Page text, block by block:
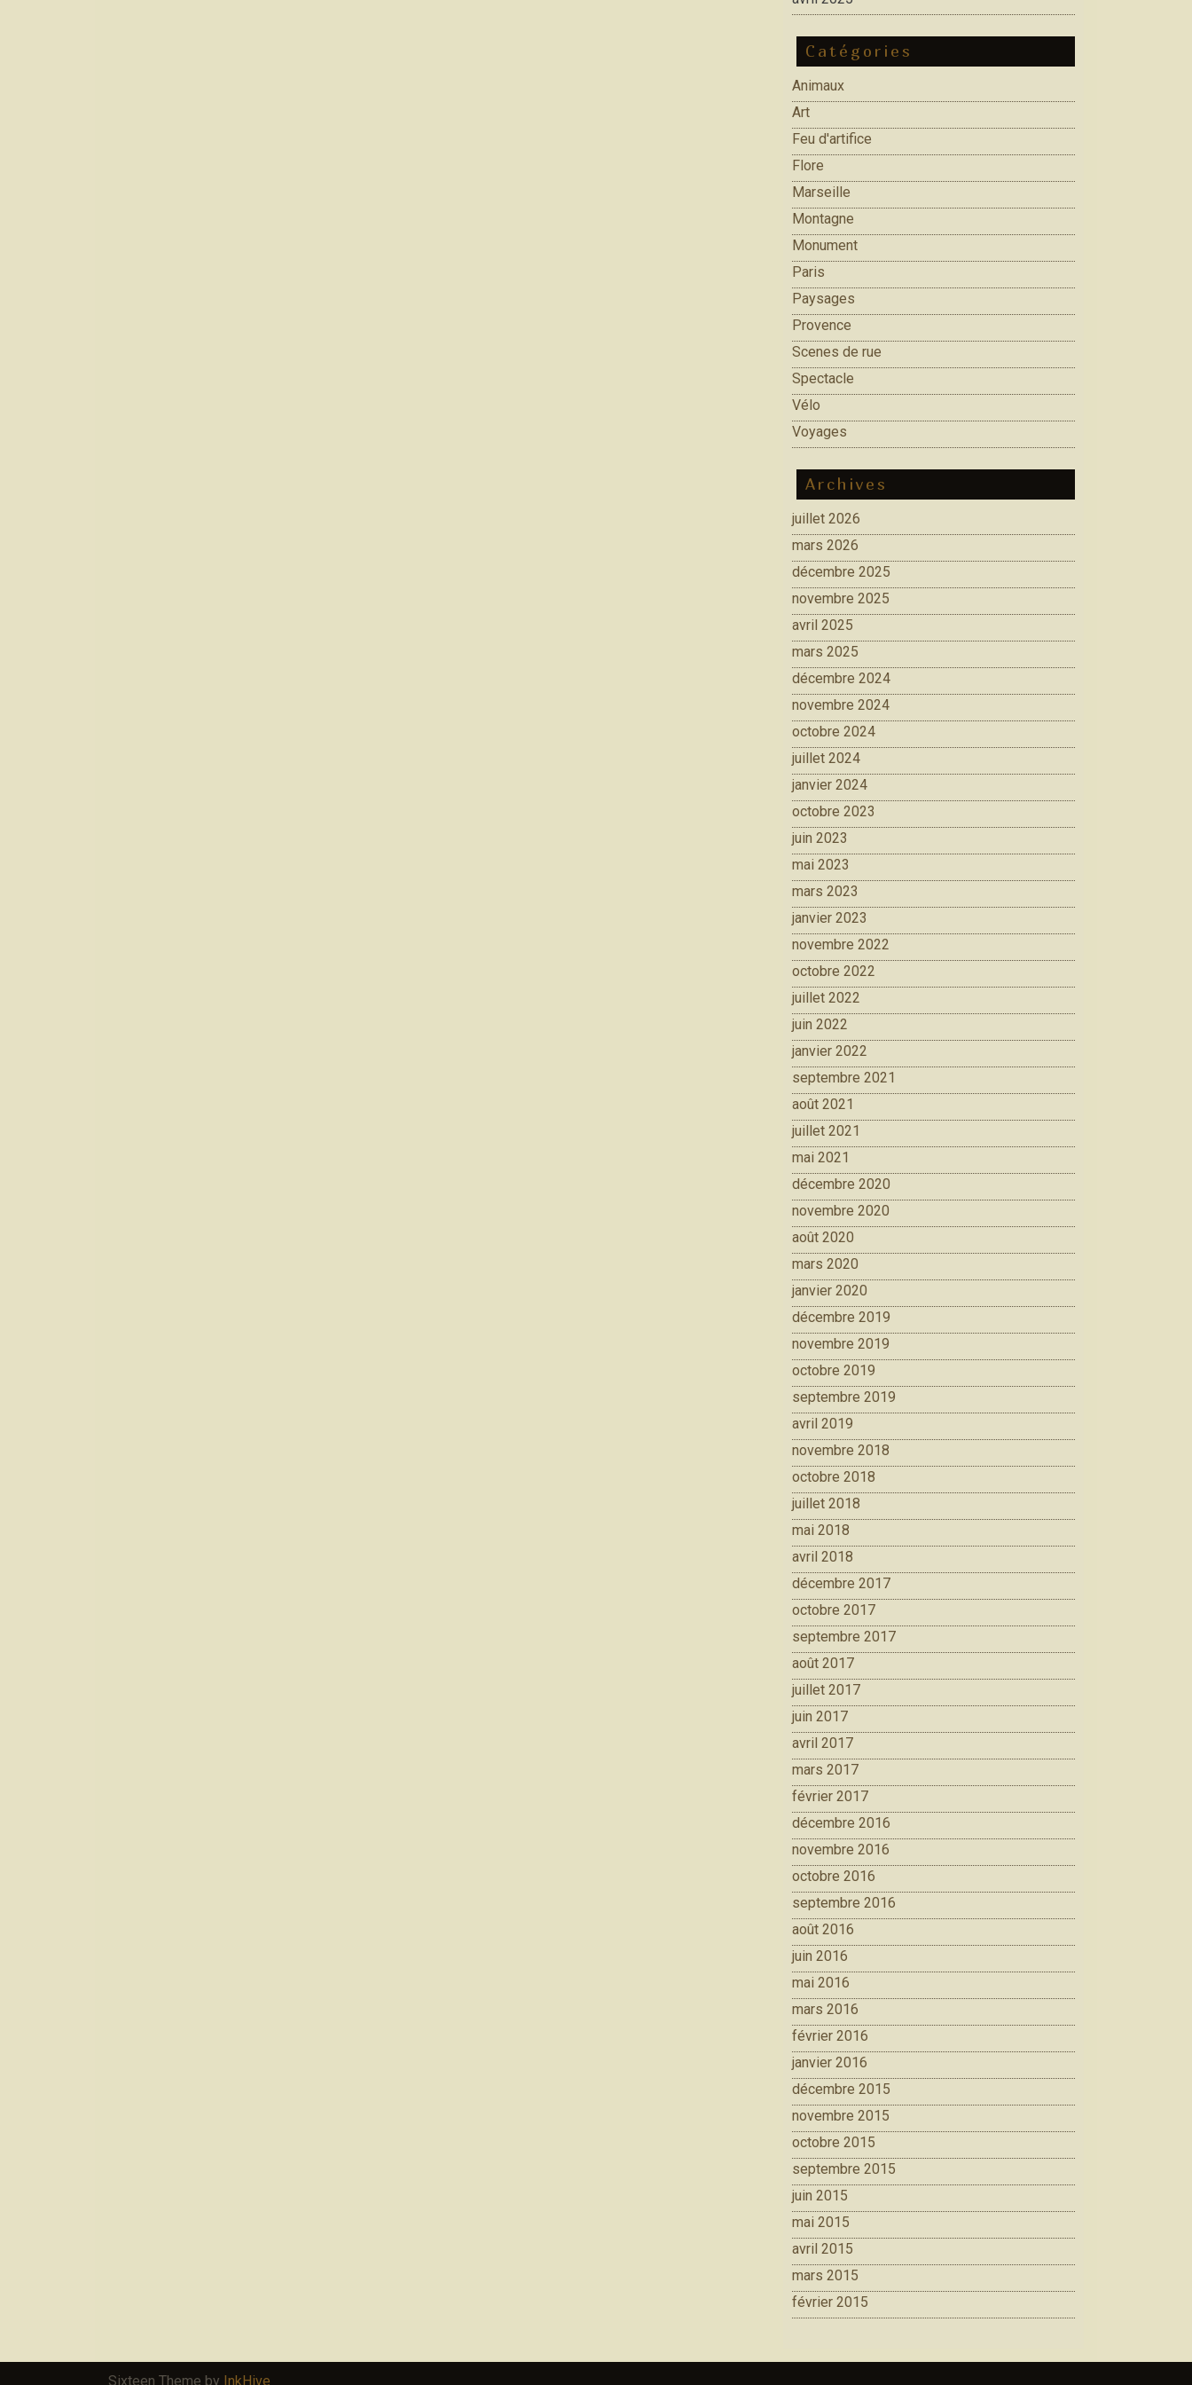
Catégories
Animaux
Art
Feu d'artifice
Flore
Marseille
Montagne
Monument
Paris
Paysages
Provence
Scenes de rue
Spectacle
Vélo
Voyages
Archives
juillet 2026
mars 2026
décembre 2025
novembre 2025
avril 2025
mars 2025
décembre 2024
novembre 2024
octobre 2024
juillet 2024
janvier 2024
octobre 2023
juin 2023
mai 2023
mars 2023
janvier 2023
novembre 2022
octobre 2022
juillet 2022
juin 2022
janvier 2022
septembre 2021
août 2021
juillet 2021
mai 2021
décembre 2020
novembre 2020
août 2020
mars 2020
janvier 2020
décembre 2019
novembre 2019
octobre 2019
septembre 2019
avril 2019
novembre 2018
octobre 2018
juillet 2018
mai 2018
avril 2018
décembre 2017
octobre 2017
septembre 2017
août 2017
juillet 2017
juin 2017
avril 2017
mars 2017
février 2017
décembre 2016
novembre 2016
octobre 2016
septembre 2016
août 2016
juin 2016
mai 2016
mars 2016
février 2016
janvier 2016
décembre 2015
novembre 2015
octobre 2015
septembre 2015
juin 2015
mai 2015
avril 2015
mars 2015
février 2015
Sixteen Theme by InkHive